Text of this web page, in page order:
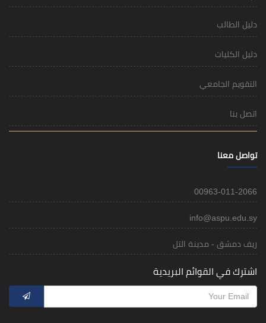
دليل الطالب
دليل الكليات
التقويم الجامعي
اتصل بنا
تواصل معنا
00963-011-2066
info@aspu.edu.sy
ريف دمشق - مدينة التل
اشترك في القوائم البريدية